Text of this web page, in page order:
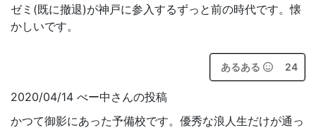
ゼミ(既に撤退)が神戸に参入するずっと前の時代です。懐
かしいです。
あるある 24
2020/04/14 べー中さんの投稿
かつて御影にあった予備校です。優秀な浪人生だけが通っ